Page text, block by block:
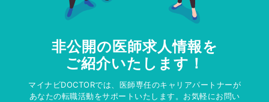
非公開の医師求人情報を
ご紹介いたします！
マイナビDOCTORでは、医師専任のキャリアパートナーが
あなたの転職活動をサポートいたします。お気軽にお問い